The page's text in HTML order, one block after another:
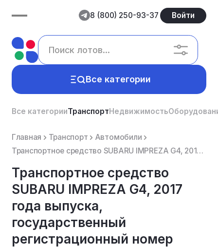
8 (800) 250-93-37 Войти
Все категории
Все категорииТранспортНедвижимость
Главная Транспорт
Автомобили
Транспортное средство SUBARU IMPREZA G4, 2017 года выпуска, государственный регистрационный номер Т4...
Транспортное средство
SUBARU IMPREZA G4, 2017
года выпуска,
государственный
регистрационный номер